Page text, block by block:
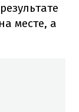
месте, а